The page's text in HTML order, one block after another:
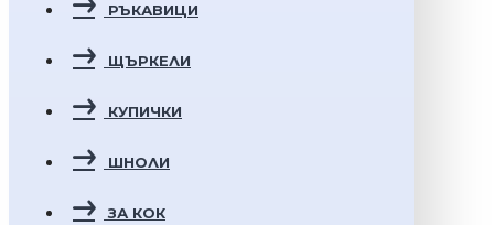
РЪКАВИЦИ
ЩЪРКЕЛИ
КУПИЧКИ
ШНОЛИ
ЗА КОК